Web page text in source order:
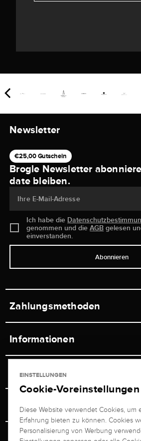
Newsletter
€25,00 Gutschein
Brogle Newsletter
date bleiben.
Ihre E-Mail-Adresse
Ich habe die
genommen und dieAGB gelesen
einverstanden.
Abonnieren
Zahlungsmethoden
Informationen
Ladengeschäft
Versand & Zahlung
Ratgeber
Service
Newsletterabmeldung
Retouren-Service
Juwelier Brogle
Über uns
Persönlicher Berater
EINSTELLUNGEN
Cookie-Voreinstellungen
Diese Website verwendet Cookies, um
Erfahrung bieten zu können. Cookies
Personalisierung von Werbung